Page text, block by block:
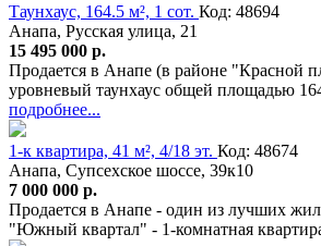
Таунхаус, 164.5 м², 1 сот. Код: 48694
Анапа, Русская улица, 21
15 495 000 р.
Продается в Анапе (в районе "Красной
уровневый таунхаус общей площадью
подробнее...
1-к квартира, 41 м², 4/18 эт. Код: 48674
Анапа, Супсехское шоссе, 39к10
7 000 000 р.
Продается в Анапе - один из лучших
"Южный квартал" - 1-комнатная